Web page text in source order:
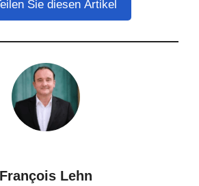
Sie diesen Artikel
François Lehn